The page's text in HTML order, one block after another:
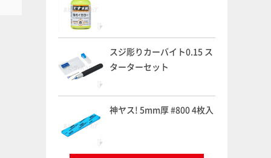
スジ彫りカーバイト0.15 ス
ターターセット
神ヤス! 5mm厚 #800 4枚入